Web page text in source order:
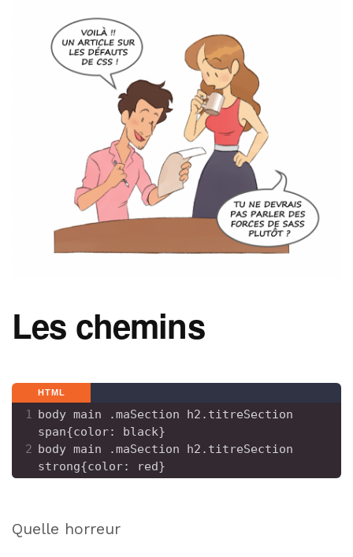
Les chemins
HTML
1 body main .maSection h2.titreSection
span{color: black}
2 body main .maSection h2.titreSection
strong{color: red}
Quelle horreur